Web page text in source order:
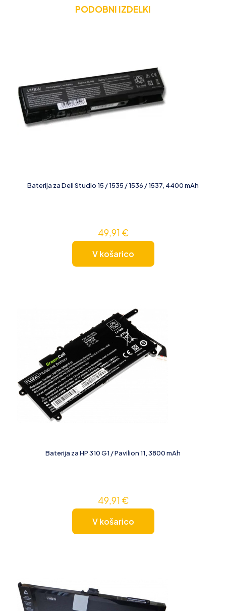
PODOBNI IZDELKI
Baterija za Dell Studio 15 / 1535 / 1536 / 1537, 4400 mAh
49,91 €
V košarico
Baterija za HP 310 G1 / Pavilion 11, 3800 mAh
49,91 €
V košarico